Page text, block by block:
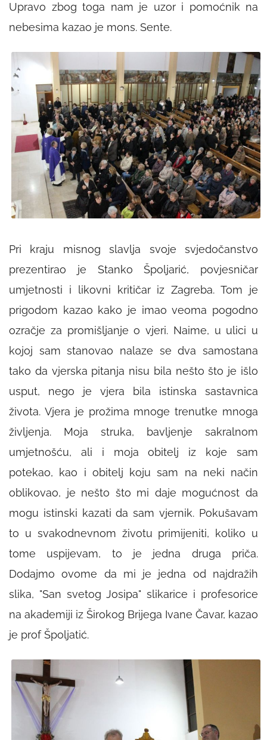
Upravo zbog toga nam je uzor i pomoćnik na
nebesima kazao je mons. Sente.
Pri kraju misnog slavlja svoje svjedočanstvo
prezentirao je Stanko Špoljarić, povjesničar
umjetnosti i likovni kritičar iz Zagreba. Tom je
prigodom kazao kako je imao veoma pogodno
ozračje za promišljanje o vjeri. Naime, u ulici u
kojoj sam stanovao nalaze se dva samostana
tako da vjerska pitanja nisu bila nešto što je išlo
usput, nego je vjera bila istinska sastavnica
života. Vjera je prožima mnoge trenutke mnoga
življenja. Moja struka, bavljenje sakralnom
umjetnošću, ali i moja obitelj iz koje sam
potekao, kao i obitelj koju sam na neki način
oblikovao, je nešto što mi daje mogućnost da
mogu istinski kazati da sam vjernik. Pokušavam
to u svakodnevnom životu primijeniti, koliko u
tome uspijevam, to je jedna druga priča.
Dodajmo ovome da mi je jedna od najdražih
slika, "San svetog Josipa" slikarice i profesorice
na akademiji iz Širokog Brijega Ivane Čavar, kazao
je prof Špoljatić.